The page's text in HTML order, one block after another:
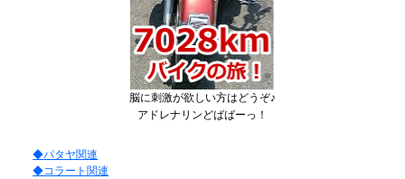
脳に刺激が欲しい方はどうぞ♪
アドレナリンどばばーっ！
◆パタヤ関連
◆コラート関連